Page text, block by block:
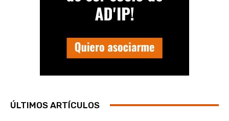
ÚLTIMOS ARTÍCULOS